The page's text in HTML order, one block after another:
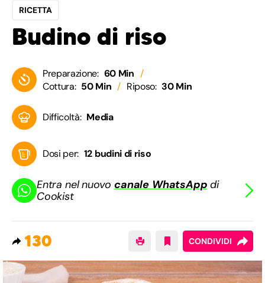
RICETTA
Budino di riso
Preparazione: 60 Min
Cottura: 50 Min Riposo: 30 Min
Difficoltà: Media
Dosi per: 12 budini di riso
Entra nel nuovocanale WhatsApp di
Cookist
130 CONDIVIDI